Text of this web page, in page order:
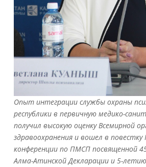
Опыт интеграции службы охраны
республики в первичную медико-
получил высокую оценку Всемирной
здравоохранения и вошел в повестку
конференции по ПМСП посвященной
Алма-Атинской Декларации и 5-